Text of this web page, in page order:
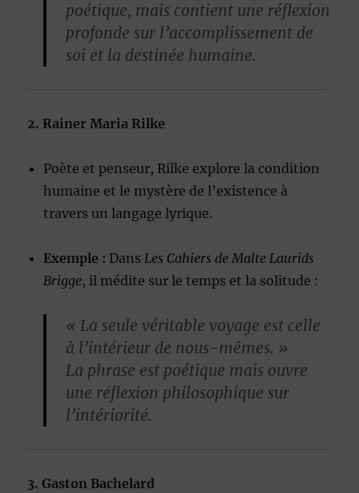
poétique, mais contient une réflexion
profonde sur l’accomplissement de
soi et la destinée humaine.
2. Rainer Maria Rilke
Poète et penseur, Rilke explore la condition
humaine et le mystère de l’existence à
travers un langage lyrique.
Exemple : DansLes Cahiers de Malte Laurids
Brigge, il médite sur le temps et la solitude :
« La seule véritable voyage est celle
à l’intérieur de nous-mêmes. »
La phrase est poétique mais ouvre
une réflexion philosophique sur
l’intériorité.
3. Gaston Bachelard